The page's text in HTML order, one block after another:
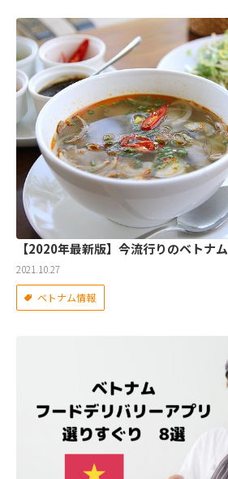
【2020年最新版】今流行りのベトナ
2021.10.27
ベトナム情報